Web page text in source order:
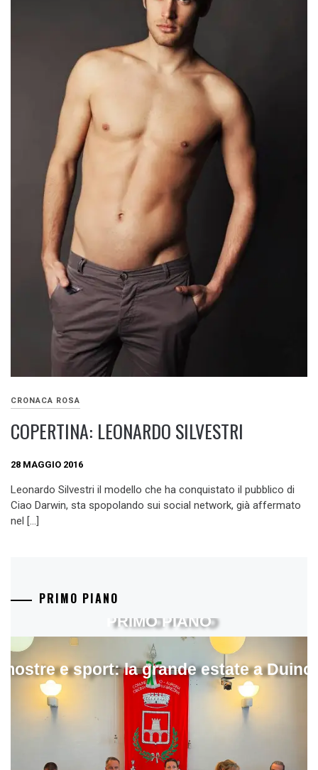
CRONACA ROSA
COPERTINA: LEONARDO SILVESTRI
28 MAGGIO 2016
Leonardo Silvestri il modello che ha conquistato il pubblico di
Ciao Darwin, sta spopolando sui social network, già affermato
nel […]
PRIMO PIANO
e sport: la grande estate a
PRIMO PIANO